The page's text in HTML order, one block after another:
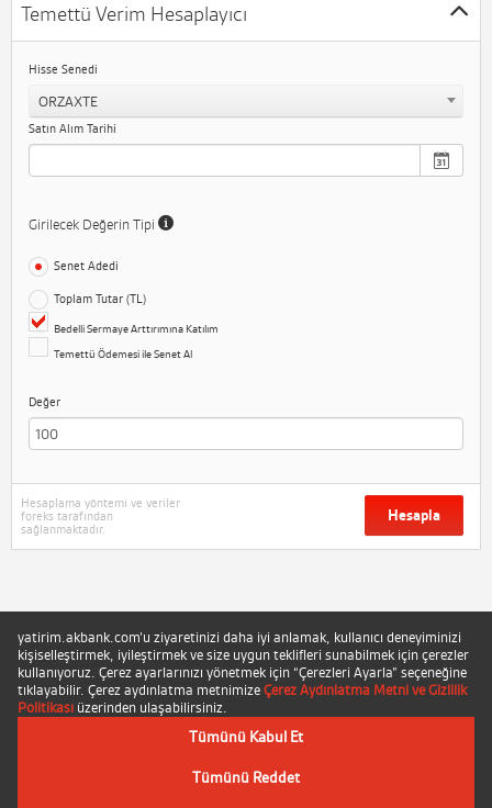
Temettü Verim Hesaplayıcı
Hisse Senedi
ORZAXTE
Satın Alım Tarihi
Girilecek Değerin Tipi
Senet Adedi
Toplam Tutar (TL)
Bedelli Sermaye Arttırımına Katılım
Temettü Ödemesi ile Senet Al
Değer
Hesaplama yöntemi ve veriler
foreks tarafından
sağlanmaktadır.
Hesapla